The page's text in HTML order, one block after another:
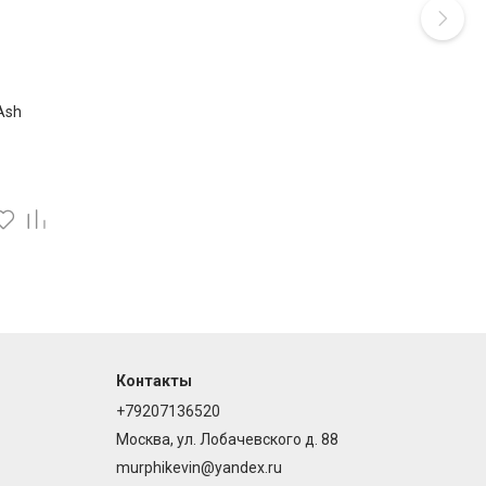
мл
Контакты
+79207136520
Москва, ул. Лобачевского д. 88
murphikevin@yandex.ru